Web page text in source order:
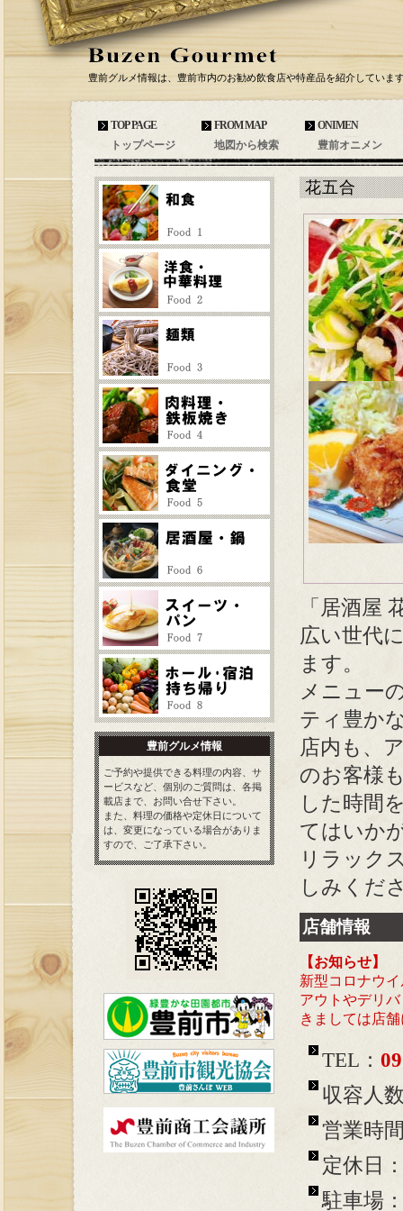
豊前グルメ情報は、豊前市内のお勧め飲食店や特産品を紹介していま
花五合
「居酒屋
広い世代
ます。
メニュー
ティ豊か
店内も、
のお客様
した時間
てはいか
リラック
しみくだ
店舗情報
【お知らせ】
新型コロナウ
アウトやデリ
きましては店
TEL：
収容人
営業時
定休日
駐車場
トップページ
TOP PAGE
地図から検索
FROM MAP
豊前オニメン
ONIMEN
豊前グルメ情報
ご予約や提供できる料理の内容、サ
ービスなど、個別のご質問は、各掲
載店まで、お問い合せ下さい。
また、料理の価格や定休日について
は、変更になっている場合がありま
すので、ご了承下さい。